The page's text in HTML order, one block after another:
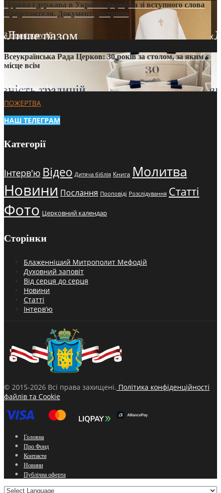
Церква і держава в Україні: формула зі вступного слова
Предстоятеля. Документ доктрини
3 тижні тому15
Всеукраїнська Рада Церков: 30 років за столом, за яким є
місце всім
3 тижні тому14
ПОЖЕРТВА
НАШ ТЕЛЕГРАМ
Категорії
Інтерв'ю Відео Дитяча біблія Книга Молитва
Новини Послання Проповіді Розслідування Статті
Фото Церковний календар
Сторінки
Блаженніший Митрополит Мефодій
Духовний заповіт
Від серця до серця
Новини
Статті
Інтерв’ю
© 2015-2026 Всі права захищені. Політика конфіденційності
файлів та Cookie
Головна
Про Фонд
Контакти
Новини
Публічна оферта